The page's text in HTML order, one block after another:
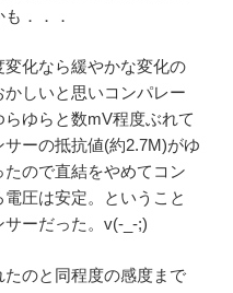
．．．
化なら緩やかな変化の
しいと思いコンパレー
ゆらと数mV程度ぶれて
ーの抵抗値(約2.7M)がゆ
ので直結をやめてコン
圧は安定。ということ
ーだった。v(-_-;)
のと同程度の感度まで